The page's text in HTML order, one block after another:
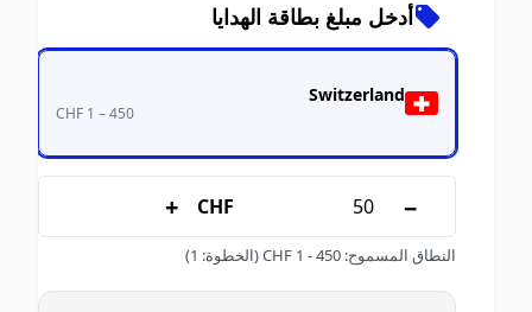
أدخل مبلغ بطاقة الهدايا
Switzerland
CHF 1 – 450
CHF
+
النطاق المسموح:
CHF1- 450 (الخطوة: 1)